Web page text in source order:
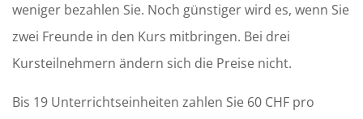
weniger bezahlen Sie. Noch günstiger wird es, wenn Sie
zwei Freunde in den Kurs mitbringen. Bei drei
Kursteilnehmern ändern sich die Preise nicht.
Bis 19 Unterrichtseinheiten zahlen Sie 60 CHF pro